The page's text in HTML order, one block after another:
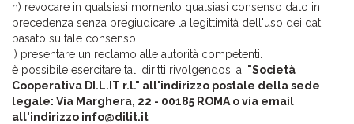
h) revocare in qualsiasi momento qualsiasi consenso dato in
precedenza senza pregiudicare la legittimità dell'uso dei dati
basato su tale consenso;
i) presentare un reclamo alle autorità competenti.
è possibile esercitare tali diritti rivolgendosi a: "Società
Cooperativa DI.L.IT r.l." all'indirizzo postale della sede
legale: Via Marghera, 22 - 00185 ROMA o via email
all'indirizzo info@dilit.it